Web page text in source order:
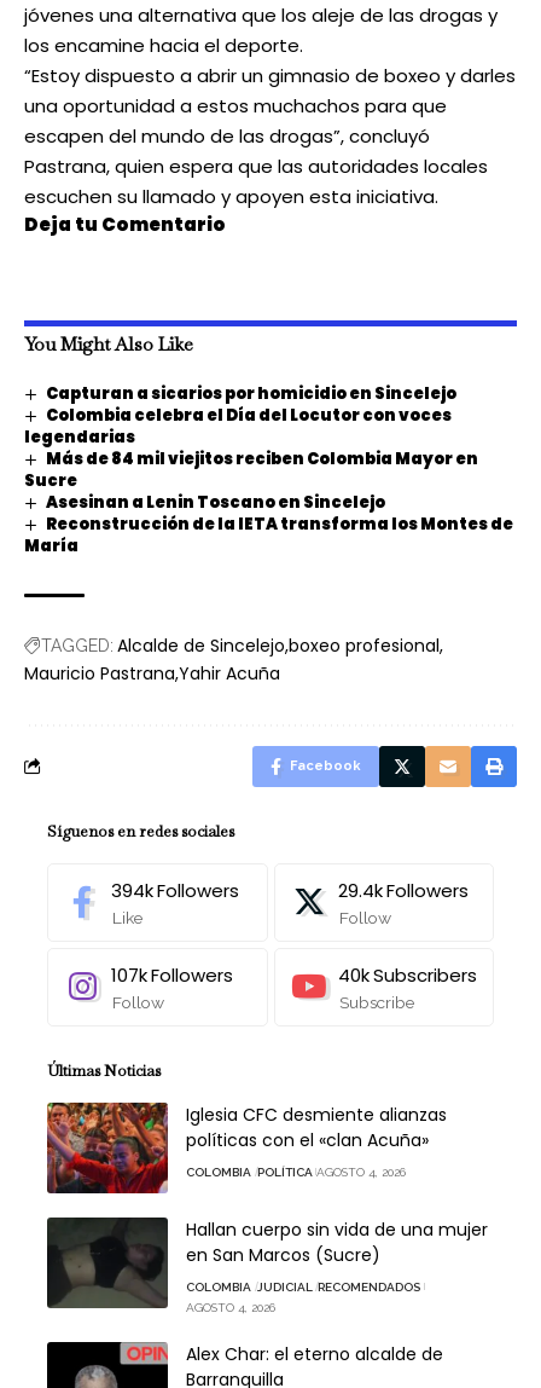
jóvenes una alternativa que los aleje de las drogas y
los encamine hacia el deporte.
“Estoy dispuesto a abrir un gimnasio de boxeo y darles
una oportunidad a estos muchachos para que
escapen del mundo de las drogas”, concluyó
Pastrana, quien espera que las autoridades locales
escuchen su llamado y apoyen esta iniciativa.
Deja tu Comentario
You Might Also Like
Capturan a sicarios por homicidio en Sincelejo
Colombia celebra el Día del Locutor con voces
legendarias
Más de 84 mil viejitos reciben Colombia Mayor en
Sucre
Asesinan a Lenin Toscano en Sincelejo
Reconstrucción de la IETA transforma los Montes de
María
TAGGED: Alcalde de Sincelejo boxeo profesional
Mauricio Pastrana Yahir Acuña
Facebook
Síguenos en redes sociales
394kFollowers
Like
29.4kFollowers
Follow
107kFollowers
Follow
40kSubscribers
Subscribe
Últimas Noticias
Iglesia CFC desmiente alianzas
políticas con el «clan Acuña»
COLOMBIA POLÍTICA AGOSTO 4, 2026
Hallan cuerpo sin vida de una mujer
en San Marcos (Sucre)
COLOMBIA JUDICIAL
RECOMENDADOS
AGOSTO 4, 2026
Alex Char: el eterno alcalde de
Barranquilla